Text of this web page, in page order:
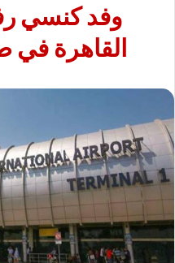
وفد كنسي
القاهرة في